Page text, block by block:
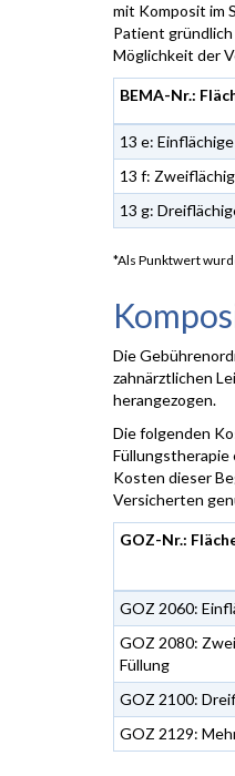
mit Komposit im
Patient
Möglichkeit der
BEMA-Nr.:
13 e:
13 f:
13 g:
*Als Punktwert
Die
zahnärztlichen
herangezogen.
Die folgenden
Füllungstherapie
Kosten dieser
Versicherten
GOZ-Nr.:
GOZ 2060:
GOZ 2080:
Füllung
GOZ 2100:
GOZ 2129: